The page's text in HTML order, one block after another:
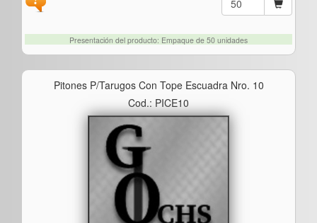
Presentación del producto: Empaque de 50 unidades
Pitones P/tarugos Con Tope Escuadra Nro. 10
Cod.: PICE10